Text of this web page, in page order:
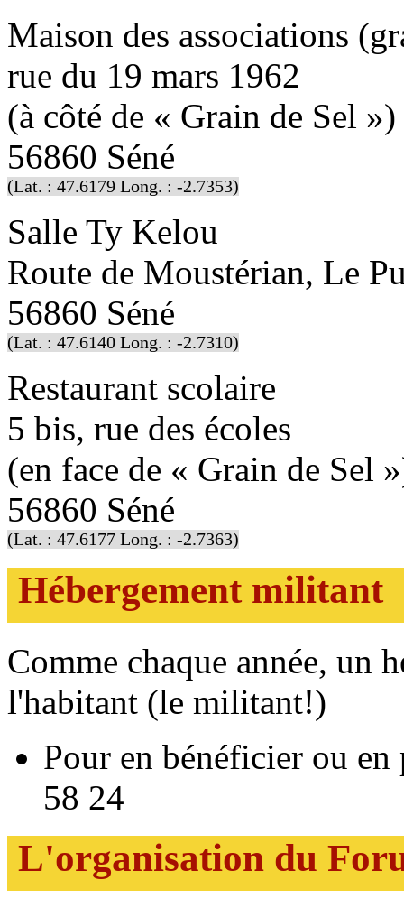
Maison des associations
rue du 19 mars 1962
(à côté de « Grain de Sel »)
56860 Séné
(Lat. : 47.6179 Long. : -2.7353)
Salle Ty Kelou
Route de Moustérian, Le
56860 Séné
(Lat. : 47.6140 Long. : -2.7310)
Restaurant scolaire
5 bis, rue des écoles
(en face de « Grain de Sel
56860 Séné
(Lat. : 47.6177 Long. : -2.7363)
Hébergement militant
Comme chaque année, un
l'habitant (le militant!)
Pour en bénéficier ou
58 24
L'organisation du